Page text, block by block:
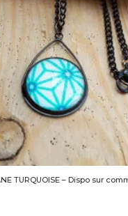
TURQUOISE – Dispo sur